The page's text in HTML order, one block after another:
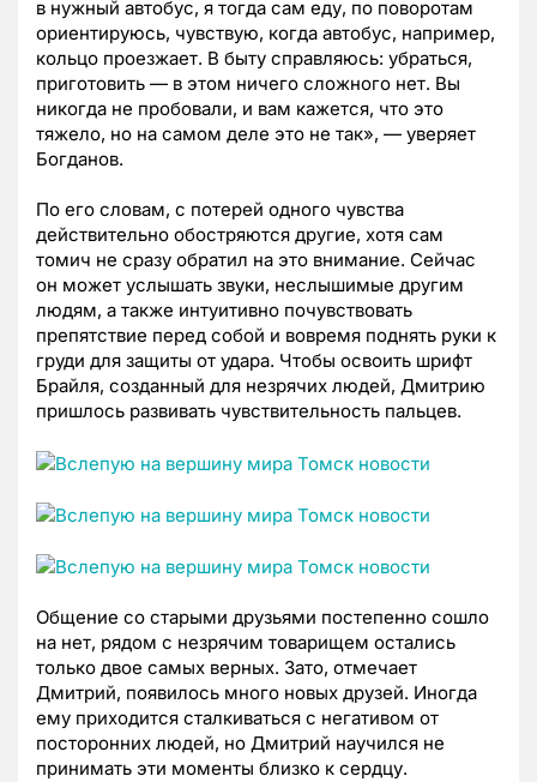
в нужный автобус, я тогда сам еду, по поворотам
ориентируюсь, чувствую, когда автобус, например,
кольцо проезжает. В быту справляюсь: убраться,
приготовить — в этом ничего сложного нет. Вы
никогда не пробовали, и вам кажется, что это
тяжело, но на самом деле это не так», — уверяет
Богданов.
По его словам, с потерей одного чувства
действительно обостряются другие, хотя сам
томич не сразу обратил на это внимание. Сейчас
он может услышать звуки, неслышимые другим
людям, а также интуитивно почувствовать
препятствие перед собой и вовремя поднять руки к
груди для защиты от удара. Чтобы освоить шрифт
Брайля, созданный для незрячих людей, Дмитрию
пришлось развивать чувствительность пальцев.
Общение со старыми друзьями постепенно сошло
на нет, рядом с незрячим товарищем остались
только двое самых верных. Зато, отмечает
Дмитрий, появилось много новых друзей. Иногда
ему приходится сталкиваться с негативом от
посторонних людей, но Дмитрий научился не
принимать эти моменты близко к сердцу.